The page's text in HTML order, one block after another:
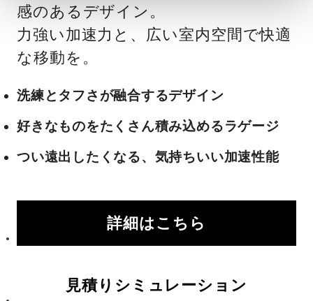
感のあるデザイン。
力強い加速力と、広い室内空間で快適
な移動を。
洗練とタフさが融合するデザイン
好きなものをたくさん積み込めるラゲージ
つい遠出したくなる、気持ちいい加速性能
詳細はこちら
見積りシミュレーション